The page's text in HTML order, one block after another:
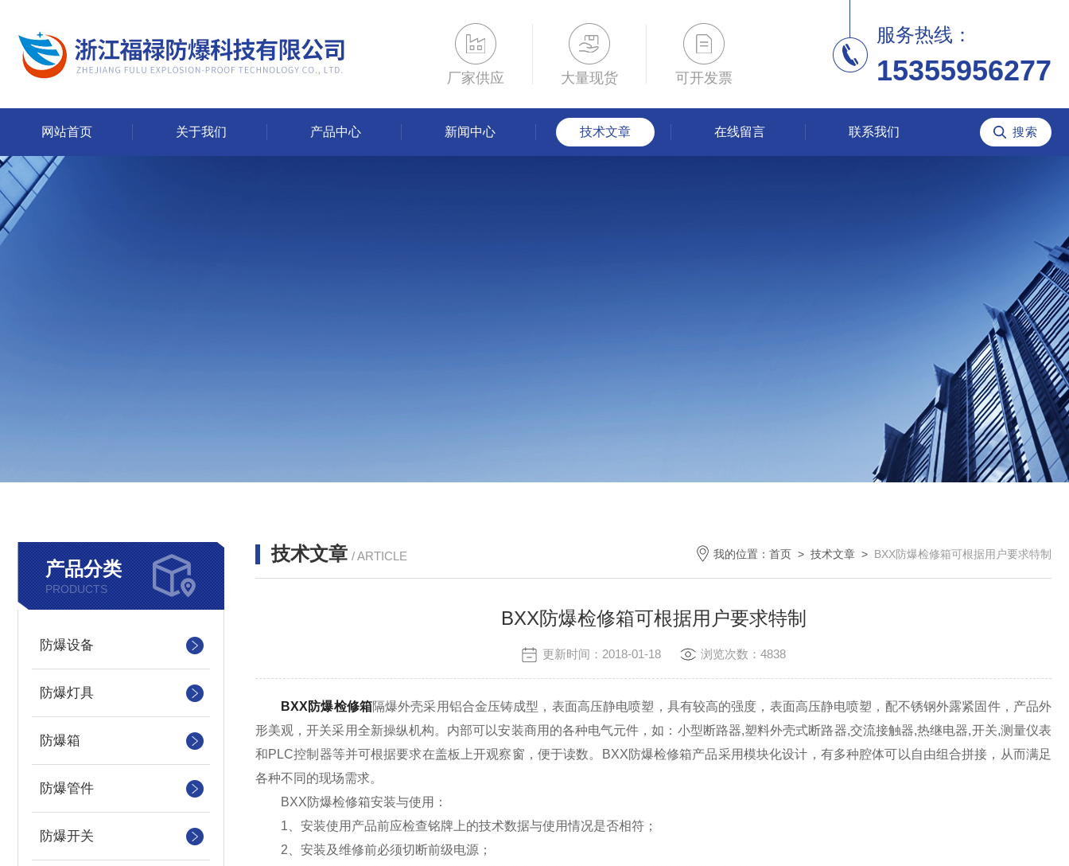
厂家供应 大量现货 可开发票
服务热线：
15355956277
网站首页 关于我们 产品中心 新闻中心 技术文章 在线留言 联系我们
产品分类
PRODUCTS
防爆设备
防爆灯具
防爆箱
防爆管件
防爆开关
技术文章 / ARTICLE 我的位置： 首页 > 技术文章 > BXX防爆检修箱可根据用户要求特制
BXX防爆检修箱可根据用户要求特制
更新时间：2018-01-18 浏览次数：4838
BXX防爆检修箱隔爆外壳采用铝合金压铸成型，表面高压静电喷塑，具有较高的强度，表面高压静电喷塑，配不锈钢外露紧固件，产品外
形美观，开关采用全新操纵机构。内部可以安装商用的各种电气元件，如：小型断路器,塑料外壳式断路器,交流接触器,热继电器,开关,测量仪表
和PLC控制器等并可根据要求在盖板上开观察窗，便于读数。BXX防爆检修箱产品采用模块化设计，有多种腔体可以自由组合拼接，从而满足
各种不同的现场需求。
BXX防爆检修箱安装与使用：
1、安装使用产品前应检查铭牌上的技术数据与使用情况是否相符；
2、安装及维修前必须切断前级电源；